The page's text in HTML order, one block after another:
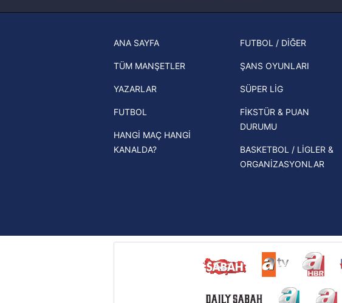
6698 sayılı Kişisel Verilerin Korunması
mevzuata uygun olarak kullanılan çerezlerle
haberleri
Trendyol Süper Lig haberleri
Ziraat Türkiye Kupası haberleri
UEFA Şampiyonlar Ligi haberleri
UEFA Avrupa Ligi haberleri
UEFA Konferans Ligi haberleri
ANA SAYFA
TÜM MANŞETLER
YAZARLAR
FUTBOL
HANGİ MAÇ HANGİ
KANALDA?
FUTBOL / DİĞER
ŞANS OYUNLARI
SÜPER LİG
FİKSTÜR & PUAN
DURUMU
BASKETBOL / LİGLER &
ORGANİZASYONLAR